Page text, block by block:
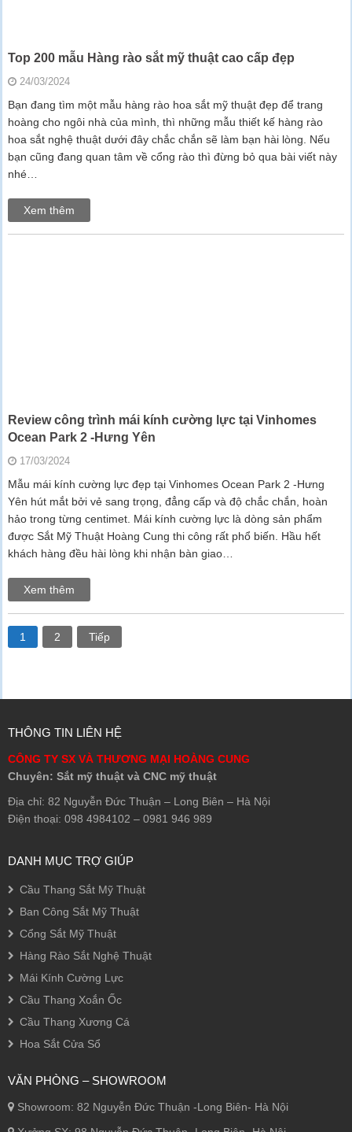
Top 200 mẫu Hàng rào sắt mỹ thuật cao cấp đẹp
24/03/2024
Bạn đang tìm một mẫu hàng rào hoa sắt mỹ thuật đẹp để trang
hoàng cho ngôi nhà của mình, thì những mẫu thiết kế hàng rào
hoa sắt nghệ thuật dưới đây chắc chắn sẽ làm bạn hài lòng. Nếu
bạn cũng đang quan tâm về cổng rào thì đừng bỏ qua bài viết này
nhé…
Xem thêm
Review công trình mái kính cường lực tại Vinhomes
Ocean Park 2 -Hưng Yên
17/03/2024
Mẫu mái kính cường lực đẹp tại Vinhomes Ocean Park 2 -Hưng
Yên hút mắt bởi vẻ sang trọng, đẳng cấp và độ chắc chắn, hoàn
hảo trong từng centimet. Mái kính cường lực là dòng sản phẩm
được Sắt Mỹ Thuật Hoàng Cung thi công rất phổ biến. Hầu hết
khách hàng đều hài lòng khi nhận bàn giao…
Xem thêm
1 2 Tiếp
THÔNG TIN LIÊN HỆ
CÔNG TY SX VÀ THƯƠNG MẠI HOÀNG CUNG
Chuyên: Sắt mỹ thuật và CNC mỹ thuật
Địa chỉ: 82 Nguyễn Đức Thuận – Long Biên – Hà Nội
Điện thoại: 098 4984102 – 0981 946 989
DANH MỤC TRỢ GIÚP
Cầu Thang Sắt Mỹ Thuật
Ban Công Sắt Mỹ Thuật
Cổng Sắt Mỹ Thuật
Hàng Rào Sắt Nghệ Thuật
Mái Kính Cường Lực
Cầu Thang Xoắn Ốc
Cầu Thang Xương Cá
Hoa Sắt Cửa Sổ
VĂN PHÒNG – SHOWROOM
Showroom: 82 Nguyễn Đức Thuận -Long Biên- Hà Nội